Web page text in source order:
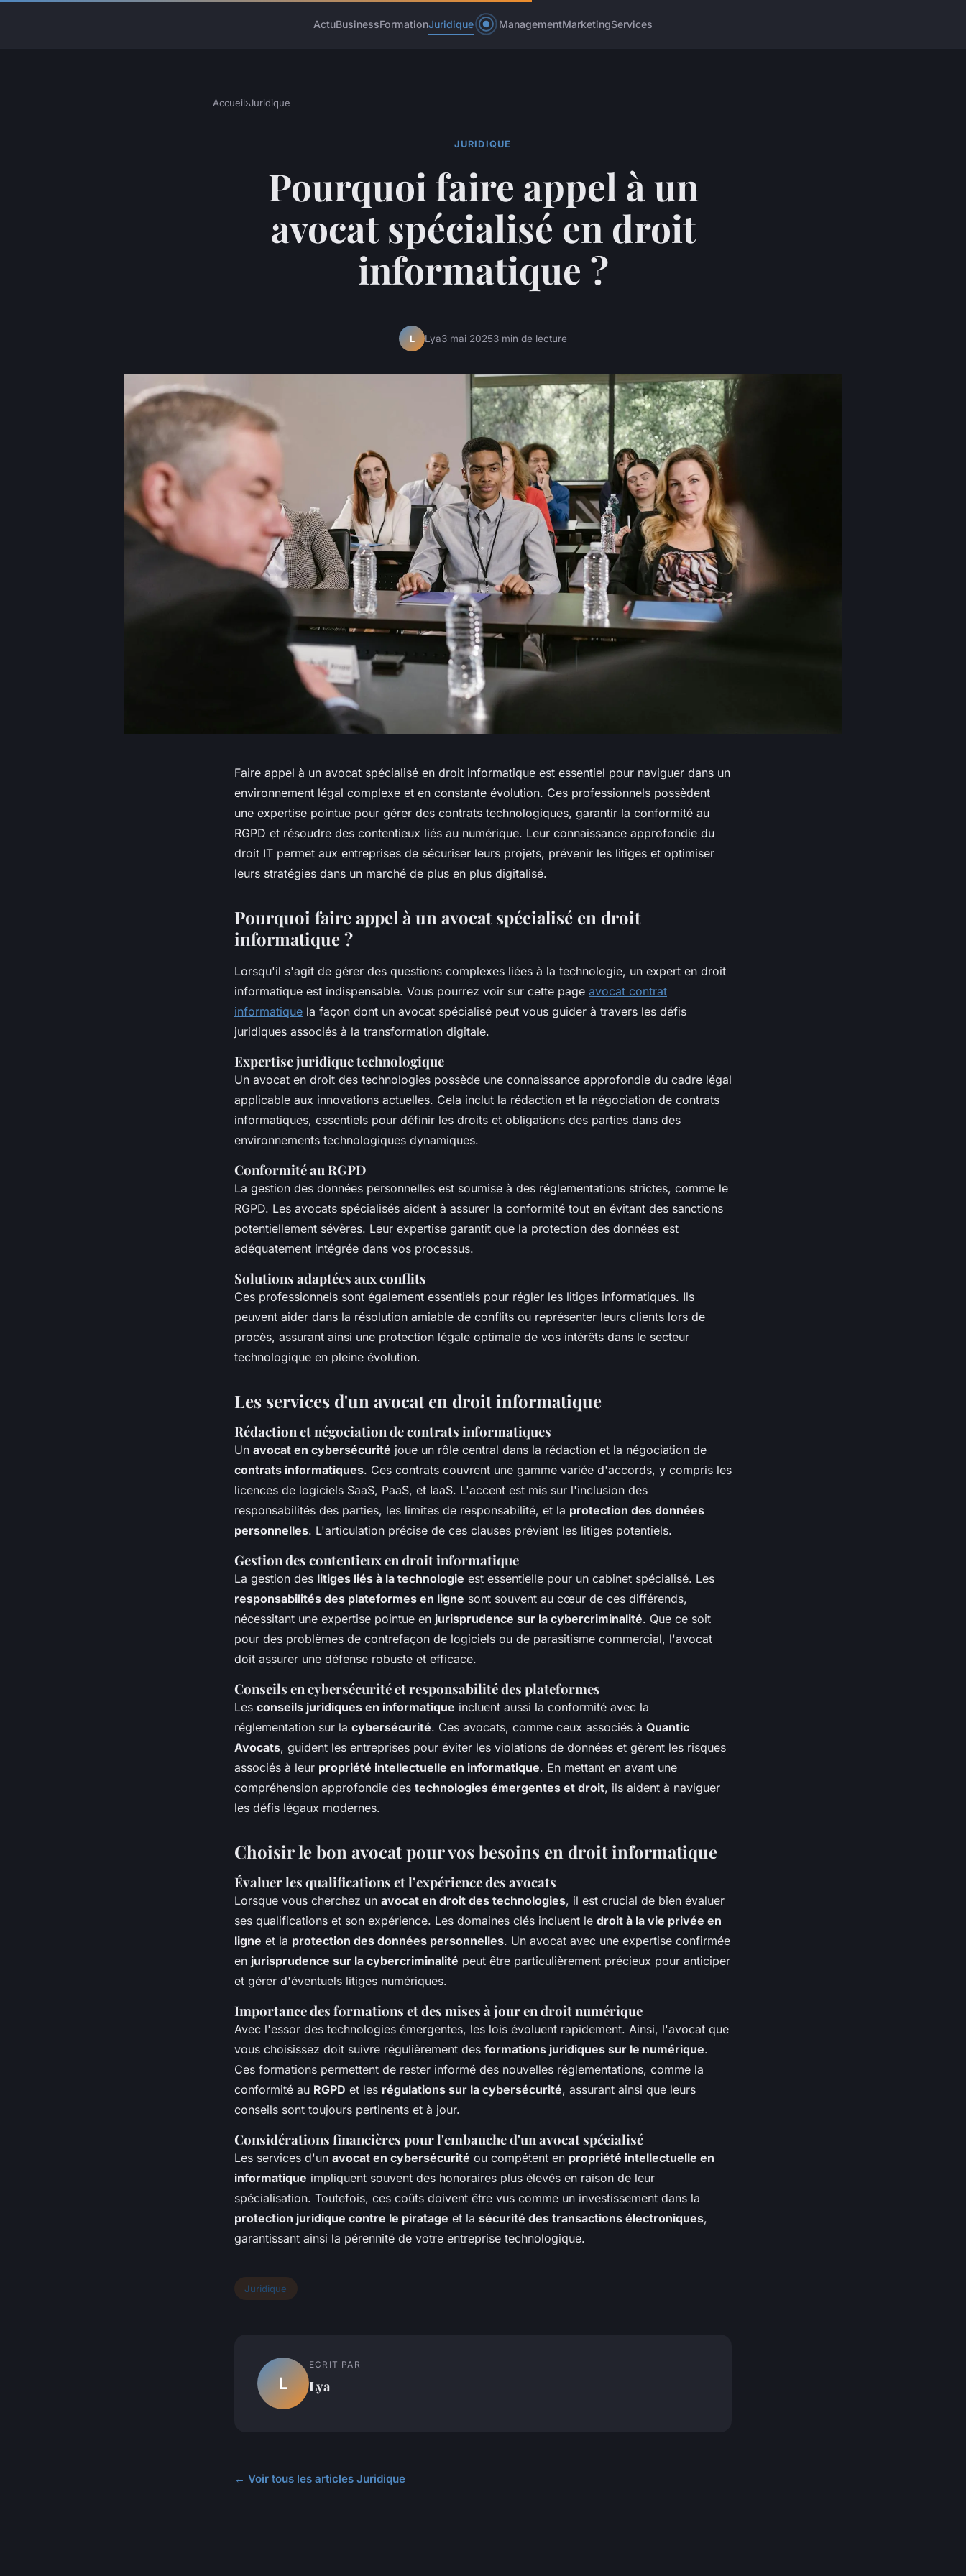
ActuBusinessFormationJuridique ManagementMarketingServices
Accueil›Juridique
JURIDIQUE
Pourquoi faire appel à un
avocat spécialisé en droit
informatique ?
L Lya3 mai 20253 min de lecture
Faire appel à un avocat spécialisé en droit informatique est essentiel pour naviguer dans un
environnement légal complexe et en constante évolution. Ces professionnels possèdent
une expertise pointue pour gérer des contrats technologiques, garantir la conformité au
RGPD et résoudre des contentieux liés au numérique. Leur connaissance approfondie du
droit IT permet aux entreprises de sécuriser leurs projets, prévenir les litiges et optimiser
leurs stratégies dans un marché de plus en plus digitalisé.
Pourquoi faire appel à un avocat spécialisé en droit
informatique ?
Lorsqu'il s'agit de gérer des questions complexes liées à la technologie, un expert en droit
informatique est indispensable. Vous pourrez voir sur cette page avocat contrat
informatique la façon dont un avocat spécialisé peut vous guider à travers les défis
juridiques associés à la transformation digitale.
Expertise juridique technologique
Un avocat en droit des technologies possède une connaissance approfondie du cadre légal
applicable aux innovations actuelles. Cela inclut la rédaction et la négociation de contrats
informatiques, essentiels pour définir les droits et obligations des parties dans des
environnements technologiques dynamiques.
Conformité au RGPD
La gestion des données personnelles est soumise à des réglementations strictes, comme le
RGPD. Les avocats spécialisés aident à assurer la conformité tout en évitant des sanctions
potentiellement sévères. Leur expertise garantit que la protection des données est
adéquatement intégrée dans vos processus.
Solutions adaptées aux conflits
Ces professionnels sont également essentiels pour régler les litiges informatiques. Ils
peuvent aider dans la résolution amiable de conflits ou représenter leurs clients lors de
procès, assurant ainsi une protection légale optimale de vos intérêts dans le secteur
technologique en pleine évolution.
Les services d'un avocat en droit informatique
Rédaction et négociation de contrats informatiques
Un avocat en cybersécurité joue un rôle central dans la rédaction et la négociation de
contrats informatiques. Ces contrats couvrent une gamme variée d'accords, y compris les
licences de logiciels SaaS, PaaS, et IaaS. L'accent est mis sur l'inclusion des
responsabilités des parties, les limites de responsabilité, et la protection des données
personnelles. L'articulation précise de ces clauses prévient les litiges potentiels.
Gestion des contentieux en droit informatique
La gestion des litiges liés à la technologie est essentielle pour un cabinet spécialisé. Les
responsabilités des plateformes en ligne sont souvent au cœur de ces différends,
nécessitant une expertise pointue en jurisprudence sur la cybercriminalité. Que ce soit
pour des problèmes de contrefaçon de logiciels ou de parasitisme commercial, l'avocat
doit assurer une défense robuste et efficace.
Conseils en cybersécurité et responsabilité des plateformes
Les conseils juridiques en informatique incluent aussi la conformité avec la
réglementation sur la cybersécurité. Ces avocats, comme ceux associés à Quantic
Avocats, guident les entreprises pour éviter les violations de données et gèrent les risques
associés à leur propriété intellectuelle en informatique. En mettant en avant une
compréhension approfondie des technologies émergentes et droit, ils aident à naviguer
les défis légaux modernes.
Choisir le bon avocat pour vos besoins en droit informatique
Évaluer les qualifications et l’expérience des avocats
Lorsque vous cherchez un avocat en droit des technologies, il est crucial de bien évaluer
ses qualifications et son expérience. Les domaines clés incluent le droit à la vie privée en
ligne et la protection des données personnelles. Un avocat avec une expertise confirmée
en jurisprudence sur la cybercriminalité peut être particulièrement précieux pour anticiper
et gérer d'éventuels litiges numériques.
Importance des formations et des mises à jour en droit numérique
Avec l'essor des technologies émergentes, les lois évoluent rapidement. Ainsi, l'avocat que
vous choisissez doit suivre régulièrement des formations juridiques sur le numérique.
Ces formations permettent de rester informé des nouvelles réglementations, comme la
conformité au RGPD et les régulations sur la cybersécurité, assurant ainsi que leurs
conseils sont toujours pertinents et à jour.
Considérations financières pour l'embauche d'un avocat spécialisé
Les services d'un avocat en cybersécurité ou compétent en propriété intellectuelle en
informatique impliquent souvent des honoraires plus élevés en raison de leur
spécialisation. Toutefois, ces coûts doivent être vus comme un investissement dans la
protection juridique contre le piratage et la sécurité des transactions électroniques,
garantissant ainsi la pérennité de votre entreprise technologique.
Juridique
L
ECRIT PAR
Lya
← Voir tous les articles Juridique